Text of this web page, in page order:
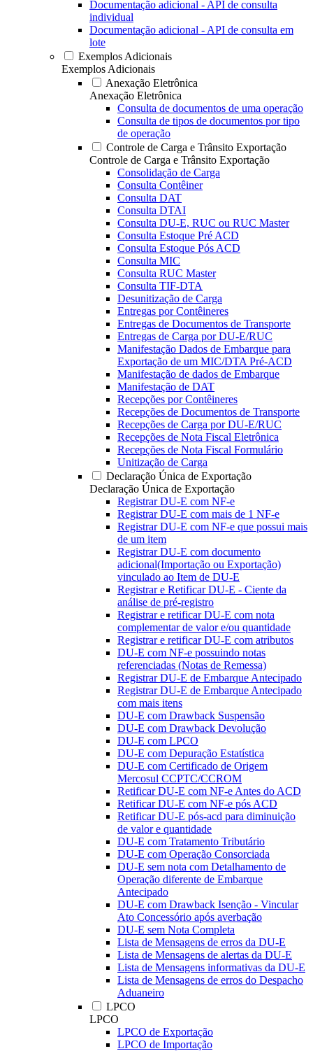
Documentação adicional - API de consulta
individual
Documentação adicional - API de consulta em
lote
Exemplos Adicionais
Exemplos Adicionais
Anexação Eletrônica
Anexação Eletrônica
Consulta de documentos de uma operação
Consulta de tipos de documentos por tipo
de operação
Controle de Carga e Trânsito Exportação
Controle de Carga e Trânsito Exportação
Consolidação de Carga
Consulta Contêiner
Consulta DAT
Consulta DTAI
Consulta DU-E, RUC ou RUC Master
Consulta Estoque Pré ACD
Consulta Estoque Pós ACD
Consulta MIC
Consulta RUC Master
Consulta TIF-DTA
Desunitização de Carga
Entregas por Contêineres
Entregas de Documentos de Transporte
Entregas de Carga por DU-E/RUC
Manifestação Dados de Embarque para
Exportação de um MIC/DTA Pré-ACD
Manifestação de dados de Embarque
Manifestação de DAT
Recepções por Contêineres
Recepções de Documentos de Transporte
Recepções de Carga por DU-E/RUC
Recepções de Nota Fiscal Eletrônica
Recepções de Nota Fiscal Formulário
Unitização de Carga
Declaração Única de Exportação
Declaração Única de Exportação
Registrar DU-E com NF-e
Registrar DU-E com mais de 1 NF-e
Registrar DU-E com NF-e que possui mais
de um item
Registrar DU-E com documento
adicional(Importação ou Exportação)
vinculado ao Item de DU-E
Registrar e Retificar DU-E - Ciente da
análise de pré-registro
Registrar e retificar DU-E com nota
complementar de valor e/ou quantidade
Registrar e retificar DU-E com atributos
DU-E com NF-e possuindo notas
referenciadas (Notas de Remessa)
Registrar DU-E de Embarque Antecipado
Registrar DU-E de Embarque Antecipado
com mais itens
DU-E com Drawback Suspensão
DU-E com Drawback Devolução
DU-E com LPCO
DU-E com Depuração Estatística
DU-E com Certificado de Origem
Mercosul CCPTC/CCROM
Retificar DU-E com NF-e Antes do ACD
Retificar DU-E com NF-e pós ACD
Retificar DU-E pós-acd para diminuição
de valor e quantidade
DU-E com Tratamento Tributário
DU-E com Operação Consorciada
DU-E sem nota com Detalhamento de
Operação diferente de Embarque
Antecipado
DU-E com Drawback Isenção - Vincular
Ato Concessório após averbação
DU-E sem Nota Completa
Lista de Mensagens de erros da DU-E
Lista de Mensagens de alertas da DU-E
Lista de Mensagens informativas da DU-E
Lista de Mensagens de erros do Despacho
Aduaneiro
LPCO
LPCO
LPCO de Exportação
LPCO de Importação